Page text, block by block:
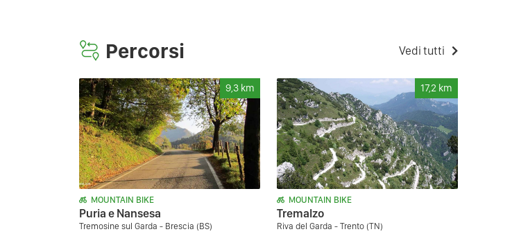
Percorsi Vedi tutti
9,3 km
MOUNTAIN BIKE
Puria e Nansesa
Tremosine sul Garda - Brescia (BS)
17,2 km
MOUNTAIN BIKE
Tremalzo
Riva del Garda - Trento (TN)